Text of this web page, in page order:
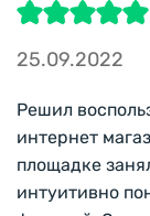
25.09.2022
Решил
интернет
площадке
интуитивно